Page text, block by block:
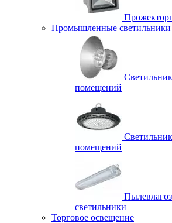
Промышленные светильники
помещений
помещений
светильники
Торговое освещение